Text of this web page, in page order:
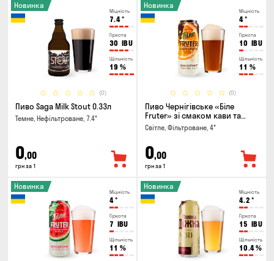
Міцність
7.4°
Гіркота
30 IBU
Щільність
19 %
(0)
Новинка
Пиво Saga Milk Stout 0.33л
Темне, Нефільтроване, 7.4°
0,00
грн за 1
Міцність
4°
Гіркота
10 IBU
Щільність
11 %
(0)
Новинка
Пиво Чернігівське «Біле
Fruter» зі смаком кави та
апельсину 0.5л
Світле, Фільтроване, 4°
0,00
грн за 1
Міцність
4°
Гіркота
7 IBU
Щільність
11 %
Новинка
Міцність
4.2 °
Гіркота
15 IBU
Щільність
10.4%
Новинка